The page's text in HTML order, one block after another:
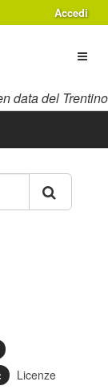
Accedi
data del Trentino
Licenze